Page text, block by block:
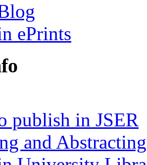
ePrints
publish in JSER
and Abstracting